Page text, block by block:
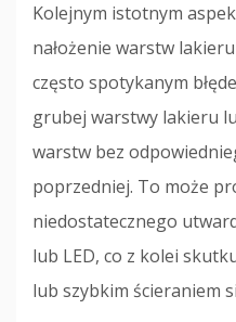
Kolejnym istotnym
nałożenie warstw
często spotykanym
grubej warstwy lakieru
warstw bez
poprzedniej. To może
niedostatecznego
lub LED, co z kolei
lub szybkim ścieraniem